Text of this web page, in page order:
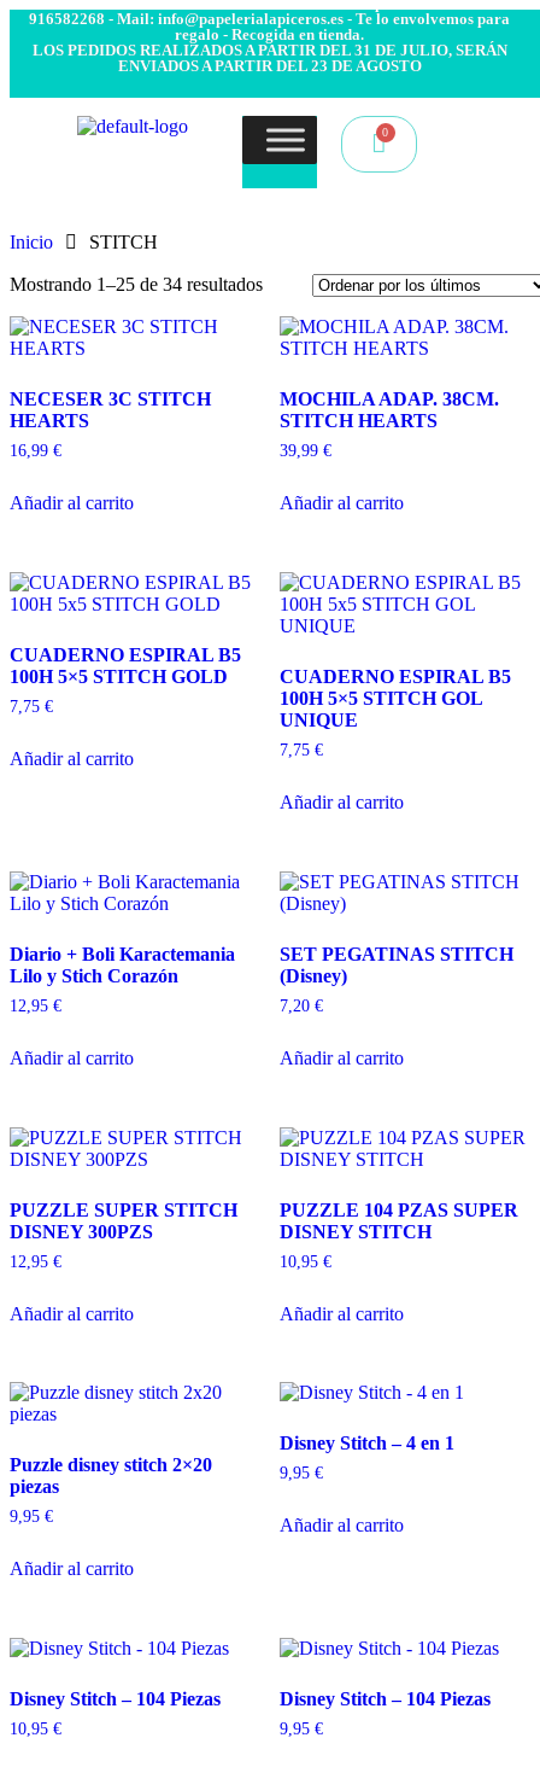
916582268 - Mail: info@papelerialapiceros.es - Te lo envolvemos para
regalo - Recogida en tienda.
LOS PEDIDOS REALIZADOS A PARTIR DEL 31 DE JULIO, SERÁN
ENVIADOS A PARTIR DEL 23 DE AGOSTO
Inicio STITCH
Mostrando 1–25 de 34 resultados
NECESER 3C STITCH
HEARTS
16,99 €
Añadir al carrito
MOCHILA ADAP. 38CM.
STITCH HEARTS
39,99 €
Añadir al carrito
CUADERNO ESPIRAL B5
100H 5×5 STITCH GOLD
7,75 €
Añadir al carrito
CUADERNO ESPIRAL B5
100H 5×5 STITCH GOL
UNIQUE
7,75 €
Añadir al carrito
Diario + Boli Karactemania
Lilo y Stich Corazón
12,95 €
Añadir al carrito
SET PEGATINAS STITCH
(Disney)
7,20 €
Añadir al carrito
PUZZLE SUPER STITCH
DISNEY 300PZS
12,95 €
Añadir al carrito
PUZZLE 104 PZAS SUPER
DISNEY STITCH
10,95 €
Añadir al carrito
Puzzle disney stitch 2×20
piezas
9,95 €
Añadir al carrito
Disney Stitch – 4 en 1
9,95 €
Añadir al carrito
Disney Stitch – 104 Piezas
10,95 €
Disney Stitch – 104 Piezas
9,95 €